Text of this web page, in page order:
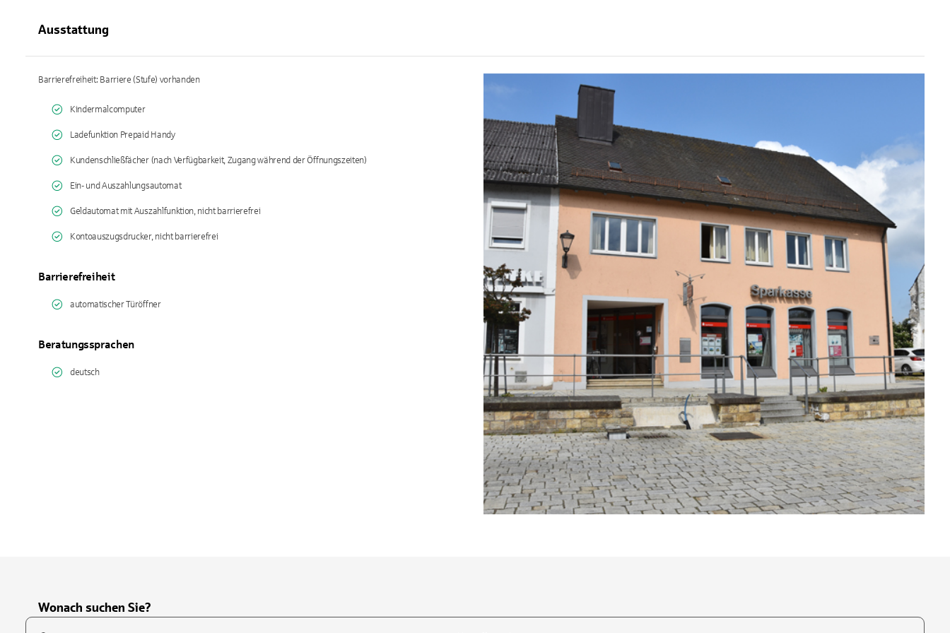
Ausstattung
Barrierefreiheit: Barriere (Stufe) vorhanden
Kindermalcomputer
Ladefunktion Prepaid Handy
Kundenschließfächer (nach Verfügbarkeit, Zugang während der Öffnungszeiten)
Ein- und Auszahlungsautomat
Geldautomat mit Auszahlfunktion, nicht barrierefrei
Kontoauszugsdrucker, nicht barrierefrei
Barrierefreiheit
automatischer Türöffner
Beratungssprachen
deutsch
Wonach suchen Sie?
Suchfeld